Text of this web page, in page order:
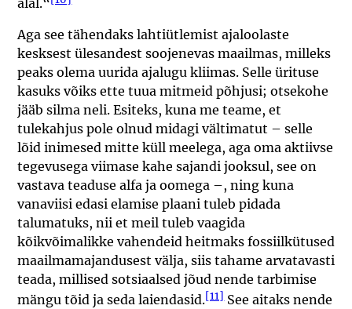
Aga see tähendaks lahtiütlemist ajaloolaste
kesksest ülesandest soojenevas maailmas, milleks
peaks olema uurida ajalugu kliimas. Selle ürituse
kasuks võiks ette tuua mitmeid põhjusi; otsekohe
jääb silma neli. Esiteks, kuna me teame, et
tulekahjus pole olnud midagi vältimatut – selle
lõid inimesed mitte küll meelega, aga oma aktiivse
tegevusega viimase kahe sajandi jooksul, see on
vastava teaduse alfa ja oomega –, ning kuna
vanaviisi edasi elamise plaani tuleb pidada
talumatuks, nii et meil tuleb vaagida
kõikvõimalikke vahendeid heitmaks fossiilkütused
maailmamajandusest välja, siis tahame arvatavasti
teada, millised sotsiaalsed jõud nende tarbimise
mängu tõid ja seda laiendasid.[11]See aitaks nende